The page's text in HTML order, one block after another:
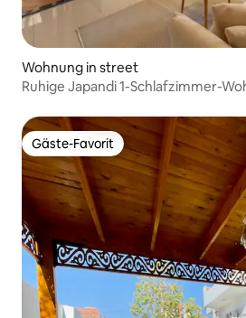
Wohnung in street
Ruhige Japandi 1-Schlafzimmer-
Gäste-Favorit
Gäste-Favorit